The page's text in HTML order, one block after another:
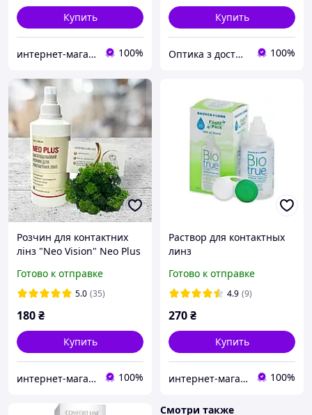
Купить
интернет-магазин "ВЗГЛЯД" 100%
Купить
Оптика з доставкою 100%
Розчин для контактних
лінз "Neo Vision" Neo Plus
Готово к отправке
5.0 (35)
180₴
Купить
интернет-магазин "ВЗГЛЯД" 100%
Раствор для контактных
линз
Bausch + Lomb BIOTRUE
60 мл
Готово к отправке
4.9 (9)
270₴
Купить
интернет-магазин "ВЗГЛЯД" 100%
Смотри также